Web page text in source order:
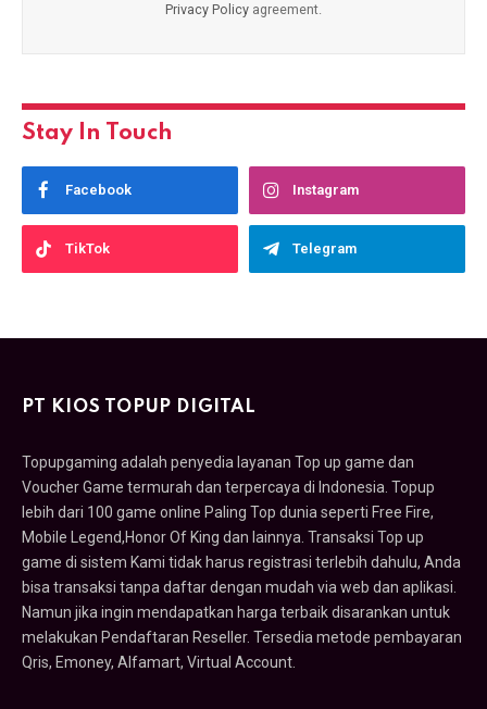
Privacy Policy agreement.
Stay In Touch
Facebook Instagram
TikTok Telegram
PT KIOS TOPUP DIGITAL
Topupgaming adalah penyedia layanan Top up game dan
Voucher Game termurah dan terpercaya di Indonesia. Topup
lebih dari 100 game online Paling Top dunia seperti Free Fire,
Mobile Legend,Honor Of King dan lainnya. Transaksi Top up
game di sistem Kami tidak harus registrasi terlebih dahulu, Anda
bisa transaksi tanpa daftar dengan mudah via web dan aplikasi.
Namun jika ingin mendapatkan harga terbaik disarankan untuk
melakukan Pendaftaran Reseller. Tersedia metode pembayaran
Qris, Emoney, Alfamart, Virtual Account.